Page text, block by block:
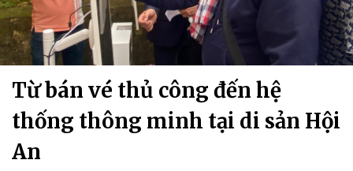
Từ bán vé thủ công đến hệ
thống thông minh tại di sản Hội
An